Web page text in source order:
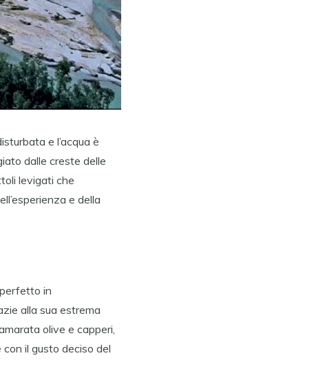
e l’acqua è
dalle creste delle
levigati che
e della
in
alla sua estrema
olive e capperi,
il gusto deciso del